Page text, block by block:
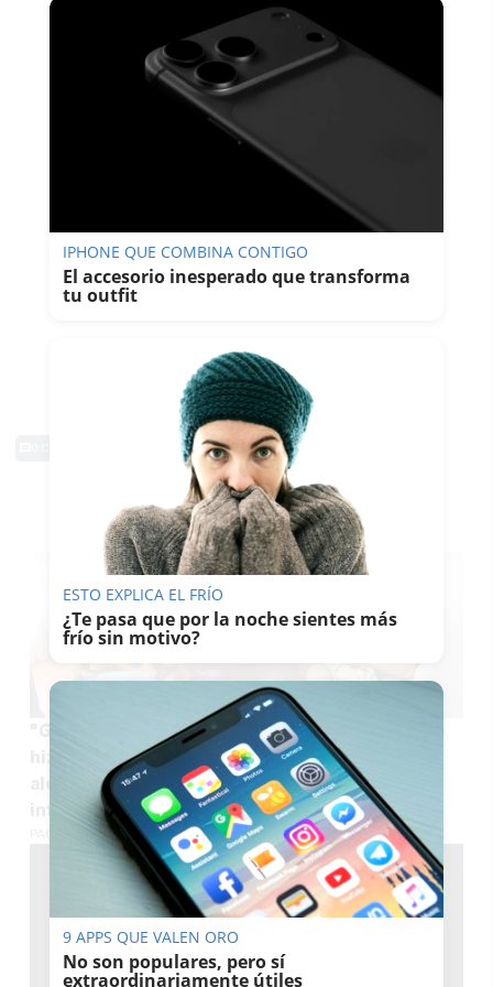
TE PUEDE INTERESAR
"Gracias por escucharnos cuando nadie más lo
hizo": la emotiva carta de ocho trabajadoras al
alcalde que ha municipalizado su escuela
infantil
PACO SÁNCHEZ MÚGICA
IPHONE QUE COMBINA CONTIGO
El accesorio inesperado que transforma
tu outfit
ESTO EXPLICA EL FRÍO
¿Te pasa que por la noche sientes más
frío sin motivo?
9 APPS QUE VALEN ORO
No son populares, pero sí
extraordinariamente útiles